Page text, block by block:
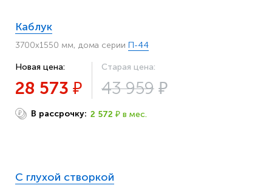
Каблук
3700х1550 мм, дома серии П-44
Новая цена:
28 573 ₽
Старая цена:
43 959 ₽
₽ В рассрочку: 2 572 ₽ в мес.
С глухой створкой